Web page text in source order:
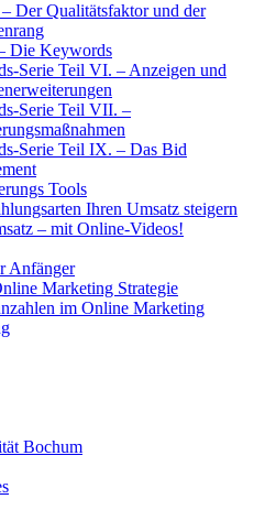
Der Qualitätsfaktor und der
Die Keywords
Serie Teil VI. – Anzeigen und
Serie Teil VII. –
Serie Teil IX. – Das Bid
Tools
Ihren Umsatz steigern
– mit Online-Videos!
Anfänger
Marketing Strategie
im Online Marketing
Bochum